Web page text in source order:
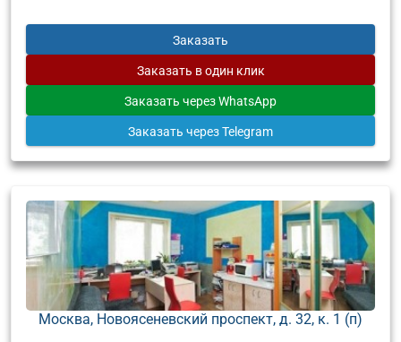
Заказать
Заказать в один клик
Заказать через WhatsApp
Заказать через Telegram
Москва, Новоясеневский проспект, д. 32, к. 1 (п)